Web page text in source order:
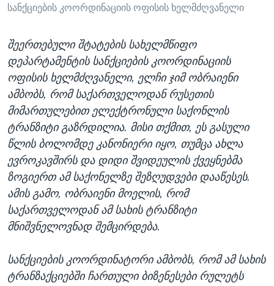
ᲓᲔᲖᲘᲜᲤᲝᲠᲛᲐᲪᲘᲐ
სანქციების კოორდინაციის ოფისის ხელმძღვანელი
შეერთებული შტატების სახელმწიფო
დეპარტამენტის სანქციების კოორდინაციის
ოფისის ხელმძღვანელი, ელჩი ჯიმ ობრაიენი
ამბობს, რომ საქართველოდან რუსეთის
მიმართულებით ელექტრონული საქონლის
ტრანზიტი გაზრდილია. მისი თქმით, ეს გასული
წლის ბოლომდე კანონიერი იყო, თუმცა ახლა
ევროკავშირს და დიდი შვიდეულის ქვეყნებმა
ზოგიერთ ამ საქონელზე შეზღუდვები დააწესეს.
ამის გამო, ობრაიენი მოელის, რომ
საქართველოდან ამ სახის ტრანზიტი
მნიშვნელოვნად შემცირდება.
სანქციების კოორდინატორი ამბობს, რომ ამ სახის
ტრანზაქციებში ჩართული ბიზენესები რულეტს